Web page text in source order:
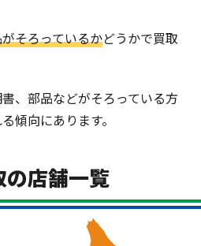
そろっているかどうかで買取
、部品などがそろっている方
傾向にあります。
の店舗一覧